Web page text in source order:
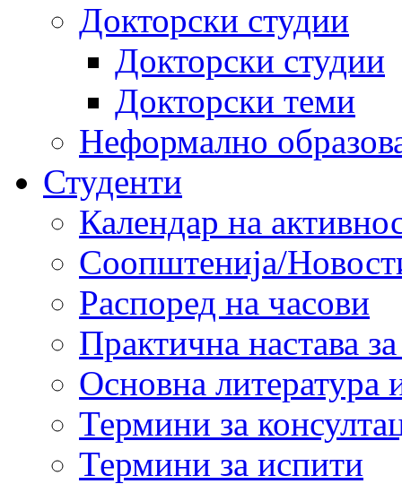
Докторски студии
Докторски студии
Докторски теми
Неформално
Студенти
Календар на
Соопштенија/
Распоред на часови
Практична настава
Основна литература
Термини за
Термини за испити